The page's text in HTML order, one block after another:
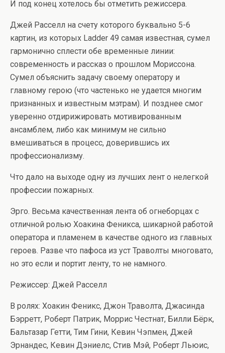
И под конец хотелось бы отметить режиссера.
Джей Расселл на счету которого буквально 5-6
картин, из которых Ladder 49 самая известная, сумел
гармонично сплести обе временные линии:
современность и рассказ о прошлом Мориссона.
Сумел объяснить задачу своему оператору и
главному герою (что частенько не удается многим
признанных и известным мэтрам). И позднее смог
уверенно отдирижировать мотивированным
ансамблем, либо как минимум не сильно
вмешиваться в процесс, доверившись их
профессионализму.
Что дало на выходе одну из лучших лент о нелегкой
профессии пожарных.
Эрго. Весьма качественная лента об огнеборцах с
отличной ролью Хоакина Феникса, шикарной работой
оператора и пламенем в качестве одного из главных
героев. Разве что пафоса из уст Траволты многовато,
но это если и портит ленту, то не намного.
Режиссер: Джей Расселл
В ролях: Хоакин Феникс, Джон Траволта, Джасинда
Бэрретт, Роберт Патрик, Моррис Честнат, Билли Бёрк,
Бальтазар Гетти, Тим Гини, Кевин Чэпмен, Джей
Эрнандес, Кевин Дэниелс, Стив Мэй, Роберт Льюис,